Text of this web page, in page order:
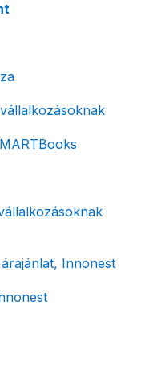
/ Önszámlázás
Innonest